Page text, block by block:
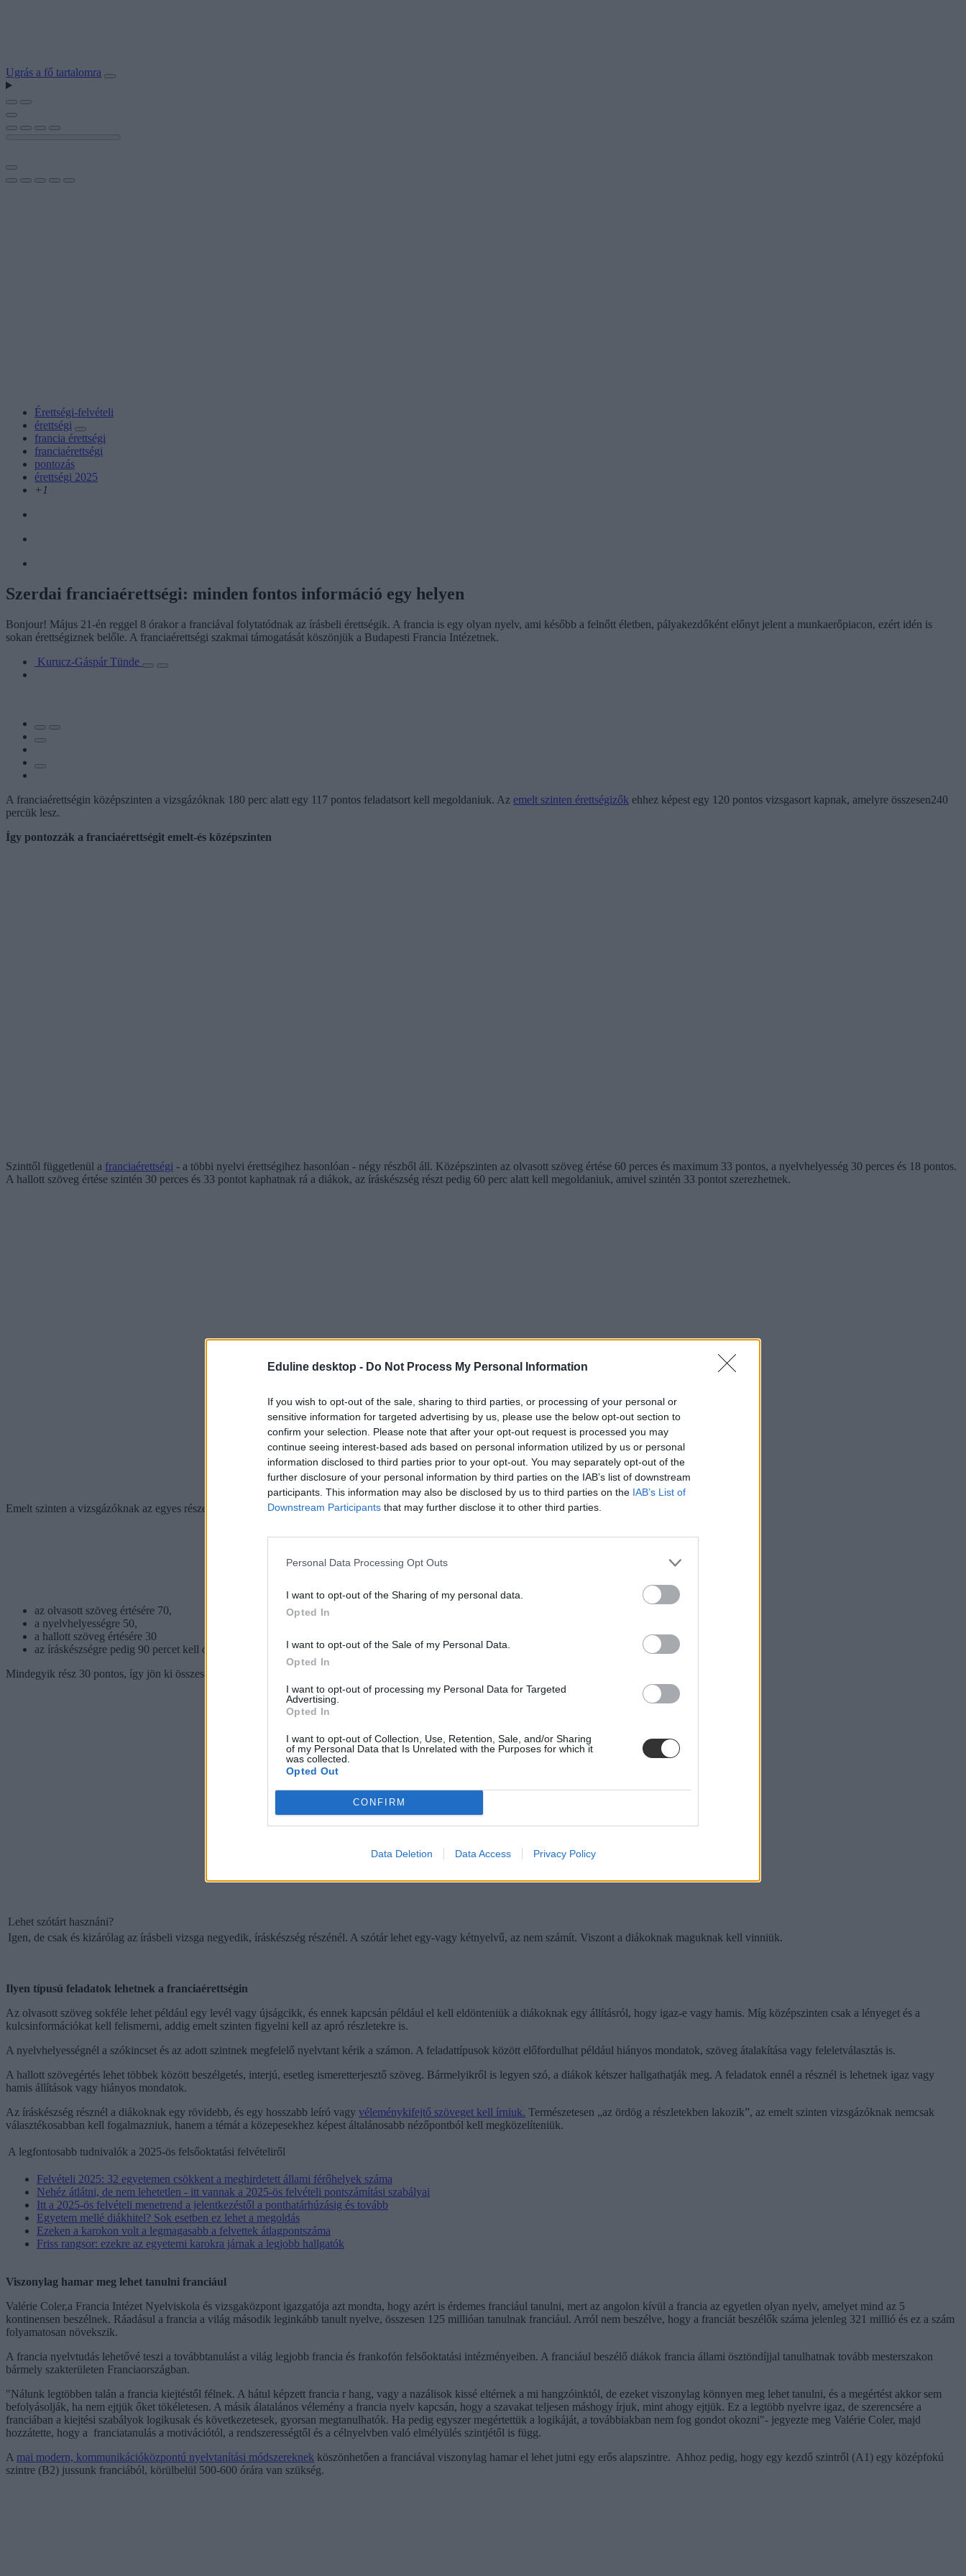
Eduline desktop - Do Not Process My Personal Information
If you wish to opt-out of the sale, sharing to third parties, or processing of your personal or
sensitive information for targeted advertising by us, please use the below opt-out section to
confirm your selection. Please note that after your opt-out request is processed you may
continue seeing interest-based ads based on personal information utilized by us or personal
information disclosed to third parties prior to your opt-out. You may separately opt-out of the
further disclosure of your personal information by third parties on the IAB’s list of downstream
participants. This information may also be disclosed by us to third parties on the IAB’s List of
Downstream Participants that may further disclose it to other third parties.
Personal Data Processing Opt Outs
I want to opt-out of the Sharing of my personal data.
Opted In
I want to opt-out of the Sale of my Personal Data.
Opted In
I want to opt-out of processing my Personal Data for Targeted
Advertising.
Opted In
I want to opt-out of Collection, Use, Retention, Sale, and/or Sharing
of my Personal Data that Is Unrelated with the Purposes for which it
was collected.
Opted Out
CONFIRM
Data Deletion Data Access Privacy Policy
Ugrás a fő tartalomra
Érettségi-felvételi
érettségi
francia érettségi
franciaérettségi
pontozás
érettségi 2025
+1
Szerdai franciaérettségi: minden fontos információ egy helyen
Bonjour! Május 21-én reggel 8 órakor a franciával folytatódnak az írásbeli érettségik. A francia is egy olyan nyelv, ami később a felnőtt életben, pályakezdőként előnyt jelent a munkaerőpiacon, ezért idén is
sokan érettségiznek belőle. A franciaérettségi szakmai támogatását köszönjük a Budapesti Francia Intézetnek.
Kurucz-Gáspár Tünde
A franciaérettségin középszinten a vizsgázóknak 180 perc alatt egy 117 pontos feladatsort kell megoldaniuk. Az emelt szinten érettségizők ehhez képest egy 120 pontos vizsgasort kapnak, amelyre összesen240
percük lesz.
Így pontozzák a franciaérettségit emelt-és középszinten
Szinttől függetlenül a franciaérettségi - a többi nyelvi érettségihez hasonlóan - négy részből áll. Középszinten az olvasott szöveg értése 60 perces és maximum 33 pontos, a nyelvhelyesség 30 perces és 18 pontos.
A hallott szöveg értése szintén 30 perces és 33 pontot kaphatnak rá a diákok, az íráskészség részt pedig 60 perc alatt kell megoldaniuk, amivel szintén 33 pontot szerezhetnek.
Emelt szinten a vizsgázóknak az egyes részekre több idejük lesz. Vagyis:
az olvasott szöveg értésére 70,
a nyelvhelyességre 50,
a hallott szöveg értésére 30
az íráskészségre pedig 90 percet kell okosan beosztaniuk az érettségizőknek.
Mindegyik rész 30 pontos, így jön ki összesen a 120 pont.
Lehet szótárt hasznáni?
Igen, de csak és kizárólag az írásbeli vizsga negyedik, íráskészség részénél. A szótár lehet egy-vagy kétnyelvű, az nem számít. Viszont a diákoknak maguknak kell vinniük.
Ilyen típusú feladatok lehetnek a franciaérettségin
Az olvasott szöveg sokféle lehet például egy levél vagy újságcikk, és ennek kapcsán például el kell eldönteniük a diákoknak egy állításról, hogy igaz-e vagy hamis. Míg középszinten csak a lényeget és a
kulcsinformációkat kell felismerni, addig emelt szinten figyelni kell az apró részletekre is.
A nyelvhelyességnél a szókincset és az adott szintnek megfelelő nyelvtant kérik a számon. A feladattípusok között előfordulhat például hiányos mondatok, szöveg átalakítása vagy feleletválasztás is.
A hallott szövegértés lehet többek között beszélgetés, interjú, esetleg ismeretterjesztő szöveg. Bármelyikről is legyen szó, a diákok kétszer hallgathatják meg. A feladatok ennél a résznél is lehetnek igaz vagy
hamis állítások vagy hiányos mondatok.
Az íráskészség résznél a diákoknak egy rövidebb, és egy hosszabb leíró vagy véleménykifejtő szöveget kell írniuk. Természetesen „az ördög a részletekben lakozik”, az emelt szinten vizsgázóknak nemcsak
választékosabban kell fogalmazniuk, hanem a témát a közepesekhez képest általánosabb nézőpontból kell megközelíteniük.
A legfontosabb tudnivalók a 2025-ös felsőoktatási felvételiről
Felvételi 2025: 32 egyetemen csökkent a meghirdetett állami férőhelyek száma
Nehéz átlátni, de nem lehetetlen - itt vannak a 2025-ös felvételi pontszámítási szabályai
Itt a 2025-ös felvételi menetrend a jelentkezéstől a ponthatárhúzásig és tovább
Egyetem mellé diákhitel? Sok esetben ez lehet a megoldás
Ezeken a karokon volt a legmagasabb a felvettek átlagpontszáma
Friss rangsor: ezekre az egyetemi karokra járnak a legjobb hallgatók
Viszonylag hamar meg lehet tanulni franciául
Valérie Coler,a Francia Intézet Nyelviskola és vizsgaközpont igazgatója azt mondta, hogy azért is érdemes franciául tanulni, mert az angolon kívül a francia az egyetlen olyan nyelv, amelyet mind az 5
kontinensen beszélnek. Ráadásul a francia a világ második leginkább tanult nyelve, összesen 125 millióan tanulnak franciául. Arról nem beszélve, hogy a franciát beszélők száma jelenleg 321 millió és ez a szám
folyamatosan növekszik.
A francia nyelvtudás lehetővé teszi a továbbtanulást a világ legjobb francia és frankofón felsőoktatási intézményeiben. A franciául beszélő diákok francia állami ösztöndíjjal tanulhatnak tovább mesterszakon
bármely szakterületen Franciaországban.
"Nálunk legtöbben talán a francia kiejtéstől félnek. A hátul képzett francia r hang, vagy a nazálisok kissé eltérnek a mi hangzóinktól, de ezeket viszonylag könnyen meg lehet tanulni, és a megértést akkor sem
befolyásolják, ha nem ejtjük őket tökéletesen. A másik álatalános vélemény a francia nyelv kapcsán, hogy a szavakat teljesen máshogy írjuk, mint ahogy ejtjük. Ez a legtöbb nyelvre igaz, de szerencsére a
franciában a kiejtési szabályok logikusak és következetesek, gyorsan megtanulhatók. Ha pedig egyszer megértettük a logikáját, a továbbiakban nem fog gondot okozni"- jegyezte meg Valérie Coler, majd
hozzátette, hogy a franciatanulás a motivációtól, a rendszerességtől és a célnyelvben való elmélyülés szintjétől is függ.
A mai modern, kommunikációközpontú nyelvtanítási módszereknek köszönhetően a franciával viszonylag hamar el lehet jutni egy erős alapszintre. Ahhoz pedig, hogy egy kezdő szintről (A1) egy középfokú
szintre (B2) jussunk franciából, körülbelül 500-600 órára van szükség.